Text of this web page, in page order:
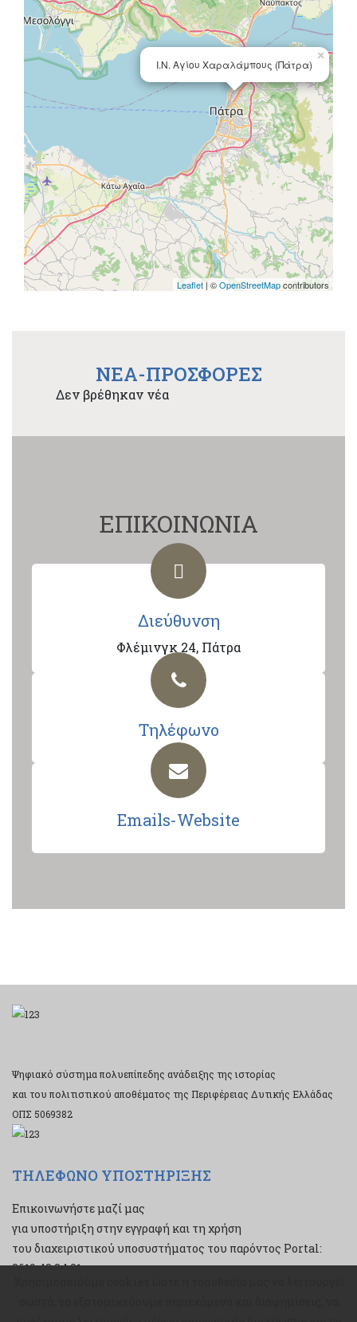
Ι.Ν. Αγίου Χαραλάμπους (Πάτρα)
×
Leaflet| ©OpenStreetMapcontributors
NEA-ΠΡΟΣΦΟΡΕΣ
Δεν βρέθηκαν νέα
ΕΠΙΚΟΙΝΩΝΙΑ
Διεύθυνση
Φλέμινγκ 24, Πάτρα
Τηλέφωνο
Emails-Website
Ψηφιακό σύστημα πολυεπίπεδης ανάδειξης της ιστορίας
και του πολιτιστικού αποθέματος της Περιφέρειας Δυτικής Ελλάδας
ΟΠΣ 5069382
ΤΗΛΕΦΩΝΟ ΥΠΟΣΤΗΡΙΞΗΣ
Επικοινωνήστε μαζί μας
για υποστήριξη στην εγγραφή και τη χρήση
του διαχειριστικού υποσυστήματος του παρόντος Portal:
2610 43 34 21